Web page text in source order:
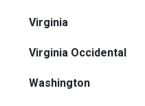
Virginia
Virginia Occidental
Washington